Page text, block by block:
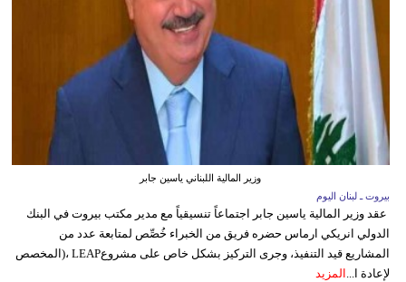
وزير المالية اللبناني ياسين جابر
بيروت ـ لبنان اليوم
عقد وزير المالية ياسين جابر اجتماعاً تنسيقياً مع مدير مكتب بيروت في البنك
الدولي انريكي ارماس حضره فريق من الخبراء خُصِّص لمتابعة عدد من
المشاريع قيد التنفيذ، وجرى التركيز بشكل خاص على مشروعLEAP ،(المخصص
لإعادة ا... المزيد